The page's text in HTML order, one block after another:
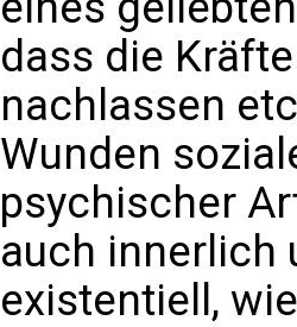
dass die
nachlassen
Wunden
psychischer
auch innerlich
existentiell,